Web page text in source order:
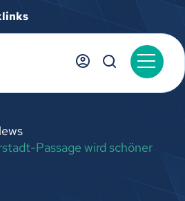
Passage wird schöner